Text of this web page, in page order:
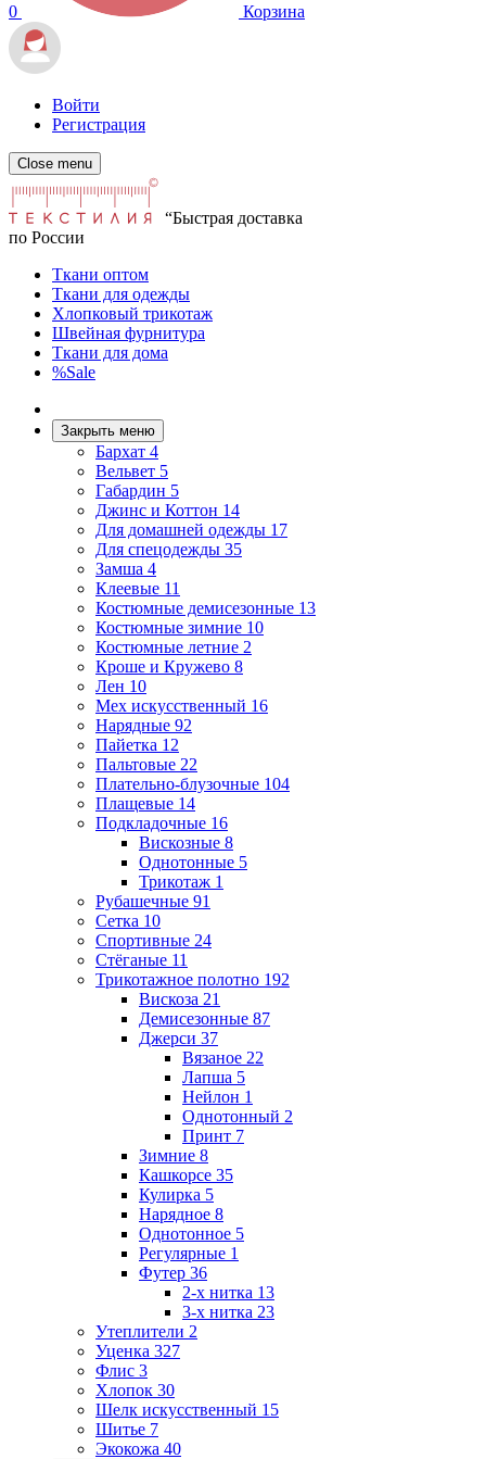
0 Корзина
Войти
Регистрация
Close menu
“Быстрая доставка
по России
Ткани оптом
Ткани для одежды
Хлопковый трикотаж
Швейная фурнитура
Ткани для дома
%Sale
Закрыть меню
Бархат 4
Вельвет 5
Габардин 5
Джинс и Коттон 14
Для домашней одежды 17
Для спецодежды 35
Замша 4
Клеевые 11
Костюмные демисезонные 13
Костюмные зимние 10
Костюмные летние 2
Кроше и Кружево 8
Лен 10
Мех искусственный 16
Нарядные 92
Пайетка 12
Пальтовые 22
Плательно-блузочные 104
Плащевые 14
Подкладочные 16
Вискозные 8
Однотонные 5
Трикотаж 1
Рубашечные 91
Сетка 10
Спортивные 24
Стёганые 11
Трикотажное полотно 192
Вискоза 21
Демисезонные 87
Джерси 37
Вязаное 22
Лапша 5
Нейлон 1
Однотонный 2
Принт 7
Зимние 8
Кашкорсе 35
Кулирка 5
Нарядное 8
Однотонное 5
Регулярные 1
Футер 36
2-х нитка 13
3-х нитка 23
Утеплители 2
Уценка 327
Флис 3
Хлопок 30
Шелк искусственный 15
Шитье 7
Экокожа 40